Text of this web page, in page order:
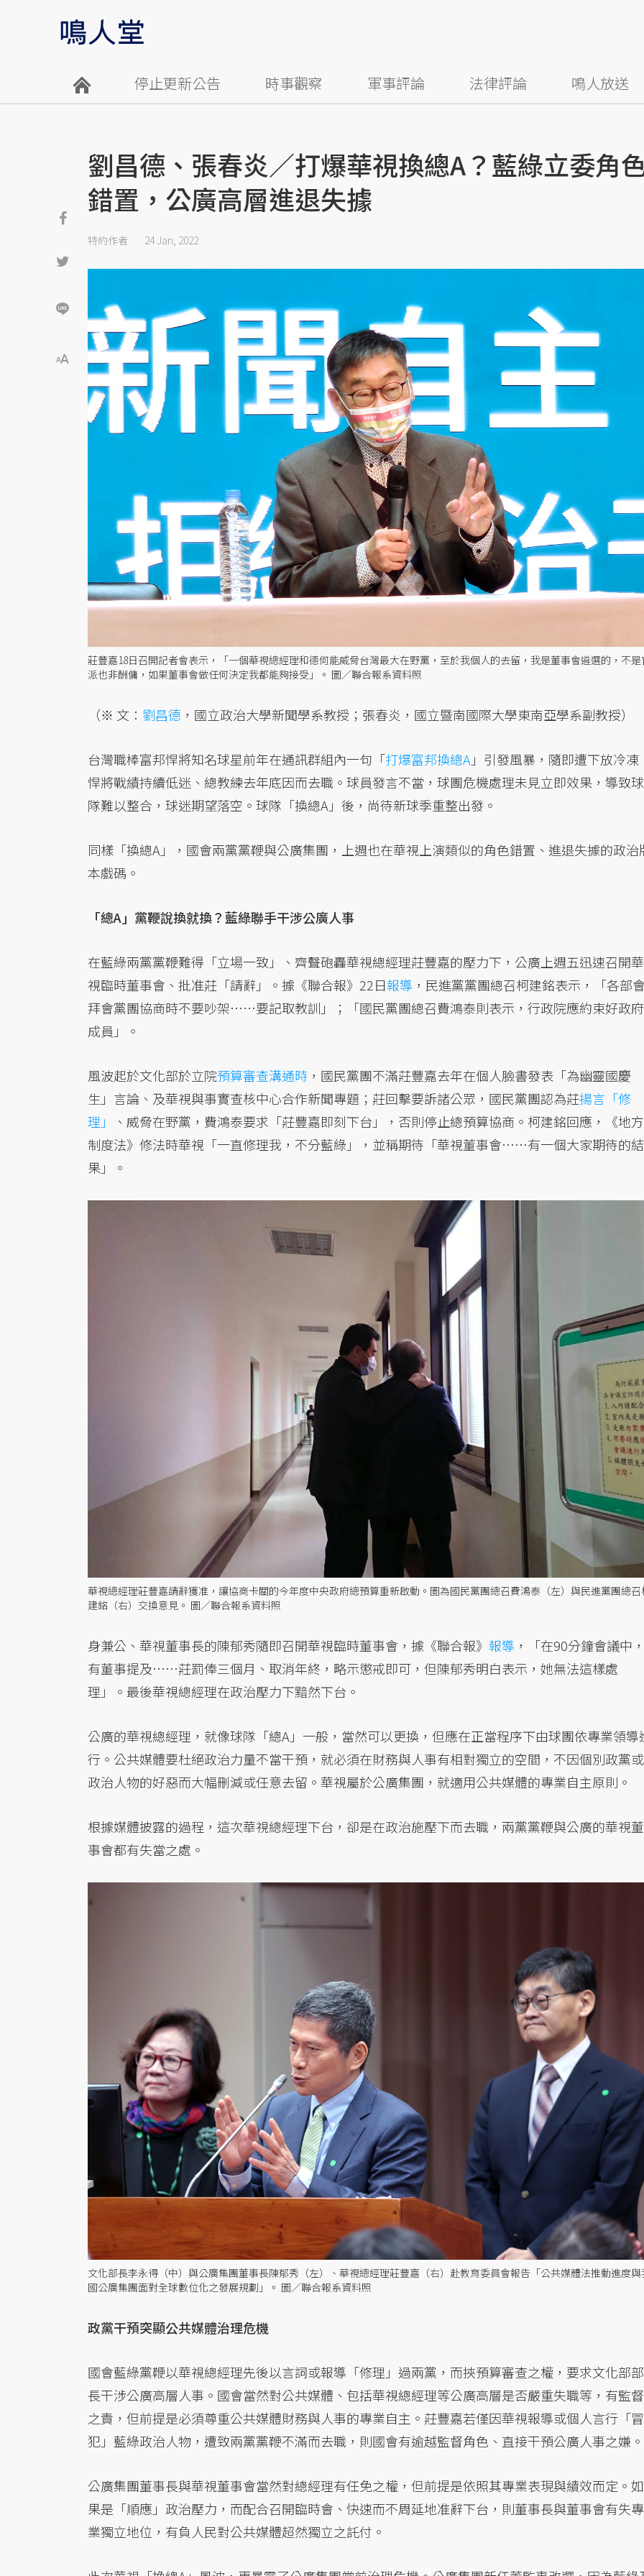
停止更新公告 時事觀察 軍事評論 法律評論 鳴人放送
劉昌德、張春炎／打爆華視換總A？藍綠立委角
錯置，公廣高層進退失據
特約作者 24 Jan, 2022
莊豐嘉18日召開記者會表示，「一個華視總經理和德何能威脅台灣最大在野黨，至於我個人的去留，我是董事會遴選的，不是
派也非酬傭，如果董事會做任何決定我都能夠接受」。 圖／聯合報系資料照
（※ 文： 劉昌德 ，國立政治大學新聞學系教授；張春炎，國立暨南國際大學東南亞學系副教授）
台灣職棒富邦悍將知名球星前年在通訊群組內一句「打爆富邦換總A 」引發風暴，隨即遭下放冷凍
悍將戰績持續低迷、總教練去年底因而去職。球員發言不當，球團危機處理未見立即效果，導致球
隊難以整合，球迷期望落空。球隊「換總A」後，尚待新球季重整出發。
同樣「換總A」，國會兩黨黨鞭與公廣集團，上週也在華視上演類似的角色錯置、進退失據的政治
本戲碼。
「總A」黨鞭說換就換？藍綠聯手干涉公廣人事
在藍綠兩黨黨鞭難得「立場一致」、齊聲砲轟華視總經理莊豐嘉的壓力下，公廣上週五迅速召開華
視臨時董事會、批准莊「請辭」。據《聯合報》22日報導 ，民進黨黨團總召柯建銘表示，「各部
拜會黨團協商時不要吵架……要記取教訓」；「國民黨團總召費鴻泰則表示，行政院應約束好政府
成員」。
風波起於文化部於立院預算審查溝通時 ，國民黨團不滿莊豐嘉去年在個人臉書發表「為幽靈國慶
生」言論、及華視與事實查核中心合作新聞專題；莊回擊要訴諸公眾，國民黨團認為莊揚言「修
理」
、威脅在野黨，費鴻泰要求「莊豐嘉即刻下台」，否則停止總預算協商。柯建銘回應，《地方
制度法》修法時華視「一直修理我，不分藍綠」，並稱期待「華視董事會……有一個大家期待的結
果」。
華視總經理莊豐嘉請辭獲准，讓協商卡關的今年度中央政府總預算重新啟動。圖為國民黨團總召費鴻泰（左）與民進黨團總召
建銘（右）交換意見。 圖／聯合報系資料照
身兼公、華視董事長的陳郁秀隨即召開華視臨時董事會，據《聯合報》 報導 ，「在90分鐘會議中
有董事提及……莊罰俸三個月、取消年終，略示懲戒即可，但陳郁秀明白表示，她無法這樣處
理」。最後華視總經理在政治壓力下黯然下台。
公廣的華視總經理，就像球隊「總A」一般，當然可以更換，但應在正當程序下由球團依專業領導
行。公共媒體要杜絕政治力量不當干預，就必須在財務與人事有相對獨立的空間，不因個別政黨或
政治人物的好惡而大幅刪減或任意去留。華視屬於公廣集團，就適用公共媒體的專業自主原則。
根據媒體披露的過程，這次華視總經理下台，卻是在政治施壓下而去職，兩黨黨鞭與公廣的華視董
事會都有失當之處。
文化部長李永得（中）與公廣集團董事長陳郁秀（左）、華視總經理莊豐嘉（右）赴教育委員會報告「公共媒體法推動進度與
國公廣集團面對全球數位化之發展規劃」。 圖／聯合報系資料照
政黨干預突顯公共媒體治理危機
國會藍綠黨鞭以華視總經理先後以言詞或報導「修理」過兩黨，而挾預算審查之權，要求文化部部
長干涉公廣高層人事。國會當然對公共媒體、包括華視總經理等公廣高層是否嚴重失職等，有監督
之責，但前提是必須尊重公共媒體財務與人事的專業自主。莊豐嘉若僅因華視報導或個人言行「冒
犯」藍綠政治人物，遭致兩黨黨鞭不滿而去職，則國會有逾越監督角色、直接干預公廣人事之嫌。
公廣集團董事長與華視董事會當然對總經理有任免之權，但前提是依照其專業表現與績效而定。如
果是「順應」政治壓力，而配合召開臨時會、快速而不周延地准辭下台，則董事長與董事會有失專
業獨立地位，有負人民對公共媒體超然獨立之託付。